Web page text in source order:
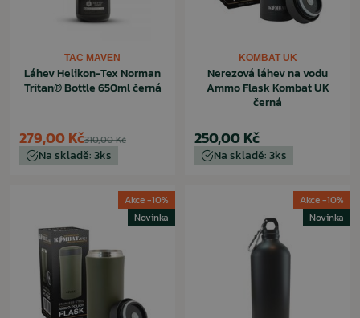
TAC MAVEN
Láhev Helikon-Tex Norman
Tritan® Bottle 650ml černá
310,00 Kč
279,00 Kč
Na skladě: 3ks
KOMBAT UK
Nerezová láhev na vodu
Ammo Flask Kombat UK
černá
250,00 Kč
Na skladě: 3ks
Akce -10%
Novinka
Akce -10%
Novinka